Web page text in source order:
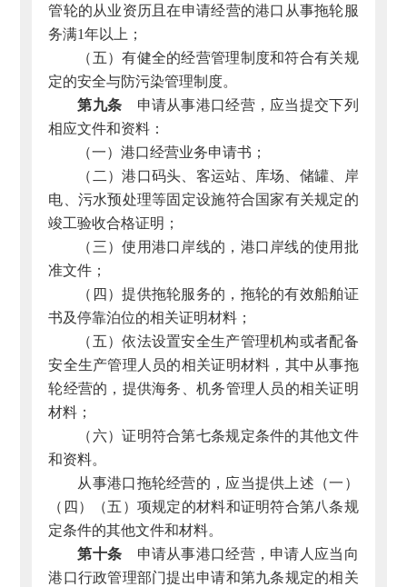
管轮的从业资历且在申请经营的港口从事拖轮服
务满1年以上；
（五）有健全的经营管理制度和符合有关规
定的安全与防污染管理制度。
第九条 申请从事港口经营，应当提交下列
相应文件和资料：
（一）港口经营业务申请书；
（二）港口码头、客运站、库场、储罐、岸
电、污水预处理等固定设施符合国家有关规定的
竣工验收合格证明；
（三）使用港口岸线的，港口岸线的使用批
准文件；
（四）提供拖轮服务的，拖轮的有效船舶证
书及停靠泊位的相关证明材料；
（五）依法设置安全生产管理机构或者配备
安全生产管理人员的相关证明材料，其中从事拖
轮经营的，提供海务、机务管理人员的相关证明
材料；
（六）证明符合第七条规定条件的其他文件
和资料。
从事港口拖轮经营的，应当提供上述（一）
（四）（五）项规定的材料和证明符合第八条规
定条件的其他文件和材料。
第十条 申请从事港口经营，申请人应当向
港口行政管理部门提出申请和第九条规定的相关